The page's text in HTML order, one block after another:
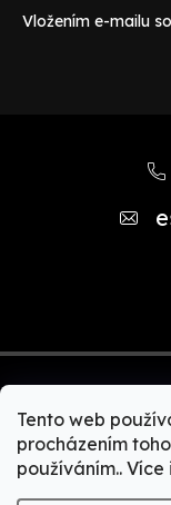
Tento web
procházením
používáním..
Vložením e-mailu
Copyright 2026